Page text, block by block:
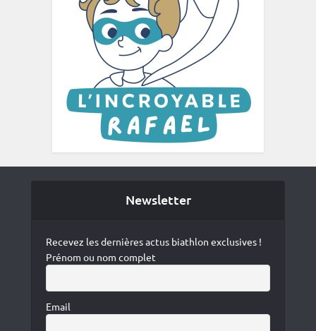
Newsletter
Recevez les dernières actus biathlon exclusives !
Prénom ou nom complet
Email